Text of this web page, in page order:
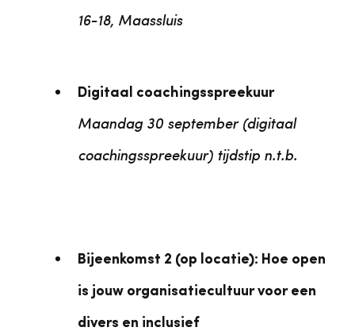
16-18, Maassluis
Digitaal coachingsspreekuur
Maandag 30 september (digitaal
coachingsspreekuur) tijdstip n.t.b.
Bijeenkomst 2 (op locatie): Hoe open
is jouw organisatiecultuur voor een
divers en inclusief